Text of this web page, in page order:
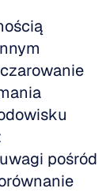
pośród